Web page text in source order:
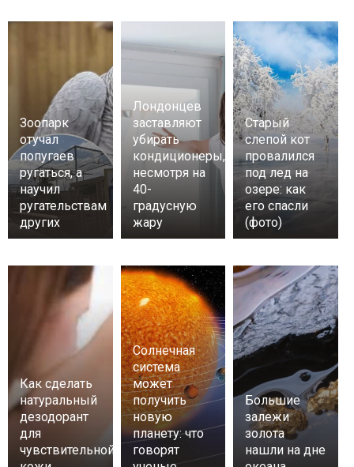
Зоопарк
отучал
попугаев
ругаться, а
научил
ругательствам
других
Лондонцев
заставляют
убирать
кондиционеры,
несмотря на
40-
градусную
жару
Старый
слепой кот
провалился
под лед на
озере: как
его спасли
(фото)
Как сделать
натуральный
дезодорант
для
чувствительной
Солнечная
система
может
получить
новую
планету: что
говорят
Большие
залежи
золота
нашли на дне